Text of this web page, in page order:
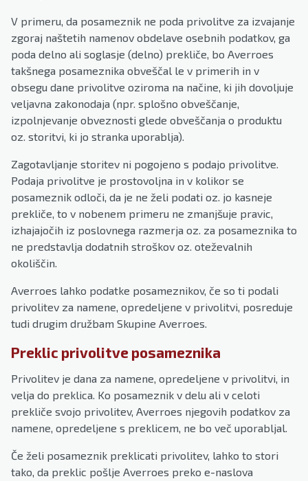
V primeru, da posameznik ne poda privolitve za izvajanje
zgoraj naštetih namenov obdelave osebnih podatkov, ga
poda delno ali soglasje (delno) prekliče, bo Averroes
takšnega posameznika obveščal le v primerih in v
obsegu dane privolitve oziroma na načine, ki jih dovoljuje
veljavna zakonodaja (npr. splošno obveščanje,
izpolnjevanje obveznosti glede obveščanja o produktu
oz. storitvi, ki jo stranka uporablja).
Zagotavljanje storitev ni pogojeno s podajo privolitve.
Podaja privolitve je prostovoljna in v kolikor se
posameznik odloči, da je ne želi podati oz. jo kasneje
prekliče, to v nobenem primeru ne zmanjšuje pravic,
izhajajočih iz poslovnega razmerja oz. za posameznika to
ne predstavlja dodatnih stroškov oz. oteževalnih
okoliščin.
Averroes lahko podatke posameznikov, če so ti podali
privolitev za namene, opredeljene v privolitvi, posreduje
tudi drugim družbam Skupine Averroes.
Preklic privolitve posameznika
Privolitev je dana za namene, opredeljene v privolitvi, in
velja do preklica. Ko posameznik v delu ali v celoti
prekliče svojo privolitev, Averroes njegovih podatkov za
namene, opredeljene s preklicem, ne bo več uporabljal.
Če želi posameznik preklicati privolitev, lahko to stori
tako, da preklic pošlje Averroes preko e-naslova